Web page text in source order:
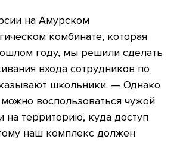
на Амурском
комбинате, которая
году, мы решили сделать
входа сотрудников по
школьники. — Однако
воспользоваться чужой
на территорию, куда доступ
наш комплекс должен